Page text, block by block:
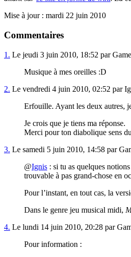
Mise à jour : mardi 22 juin 2010
Commentaires
1. Le jeudi 3 juin 2010, 18:52 par
Musique à mes oreilles :D
2. Le vendredi 4 juin 2010, 02:52 par
Erfouille. Ayant les deux autres,
Je crois que je tiens ma réponse.
Merci pour ton diabolique sens
3. Le samedi 5 juin 2010, 14:58 par
@Ignis : si tu as quelques
trouvable à pas grand-chose en
Pour l’instant, en tout cas, la
Dans le genre jeu musical midi,
4. Le lundi 14 juin 2010, 20:28 par
Pour information :